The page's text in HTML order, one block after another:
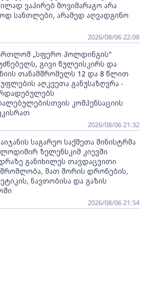
ვაპირებ მოვიმარაგო არა
სანთლები, არამედ აღვადგინო
2026/08/06 22:08
„სფერო ჰოლდინგის"
გივი წულეისკირს და
თანამშრომელს 12 და 8 წლით
აღკვეთა განუსაზღვრა -
კომპენსაციის
2026/08/06 21:32
საგარეო საქმეთა მინისტრმა
ზელენსკიმ კიევში
განიხილეს თავდაცვითი
მათ შორის დრონების,
ნავთობისა და გაზის
2026/08/06 21:54